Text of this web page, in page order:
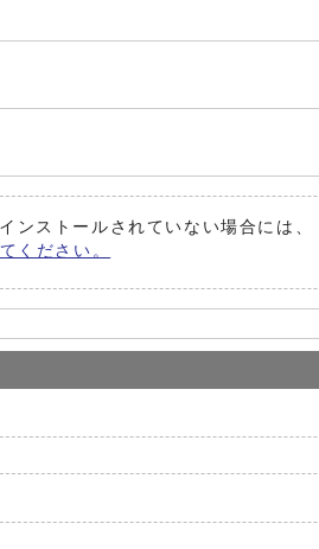
ストールされていない場合には、
ください。